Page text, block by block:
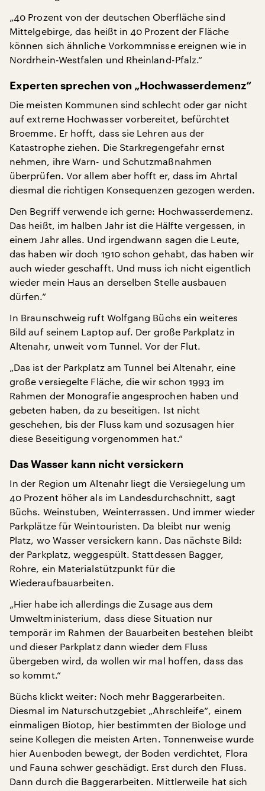
„40 Prozent von der deutschen Oberfläche sind
Mittelgebirge, das heißt in 40 Prozent der Fläche
können sich ähnliche Vorkommnisse ereignen wie in
Nordrhein-Westfalen und Rheinland-Pfalz.“
Experten sprechen von „Hochwasserdemenz“
Die meisten Kommunen sind schlecht oder gar nicht
auf extreme Hochwasser vorbereitet, befürchtet
Broemme. Er hofft, dass sie Lehren aus der
Katastrophe ziehen. Die Starkregengefahr ernst
nehmen, ihre Warn- und Schutzmaßnahmen
überprüfen. Vor allem aber hofft er, dass im Ahrtal
diesmal die richtigen Konsequenzen gezogen werden.
Den Begriff verwende ich gerne: Hochwasserdemenz.
Das heißt, im halben Jahr ist die Hälfte vergessen, in
einem Jahr alles. Und irgendwann sagen die Leute,
das haben wir doch 1910 schon gehabt, das haben wir
auch wieder geschafft. Und muss ich nicht eigentlich
wieder mein Haus an derselben Stelle ausbauen
dürfen.“
In Braunschweig ruft Wolfgang Büchs ein weiteres
Bild auf seinem Laptop auf. Der große Parkplatz in
Altenahr, unweit vom Tunnel. Vor der Flut.
„Das ist der Parkplatz am Tunnel bei Altenahr, eine
große versiegelte Fläche, die wir schon 1993 im
Rahmen der Monografie angesprochen haben und
gebeten haben, da zu beseitigen. Ist nicht
geschehen, bis der Fluss kam und sozusagen hier
diese Beseitigung vorgenommen hat.“
Das Wasser kann nicht versickern
In der Region um Altenahr liegt die Versiegelung um
40 Prozent höher als im Landesdurchschnitt, sagt
Büchs. Weinstuben, Weinterrassen. Und immer wieder
Parkplätze für Weintouristen. Da bleibt nur wenig
Platz, wo Wasser versickern kann. Das nächste Bild:
der Parkplatz, weggespült. Stattdessen Bagger,
Rohre, ein Materialstützpunkt für die
Wiederaufbauarbeiten.
„Hier habe ich allerdings die Zusage aus dem
Umweltministerium, dass diese Situation nur
temporär im Rahmen der Bauarbeiten bestehen bleibt
und dieser Parkplatz dann wieder dem Fluss
übergeben wird, da wollen wir mal hoffen, dass das
so kommt.“
Büchs klickt weiter: Noch mehr Baggerarbeiten.
Diesmal im Naturschutzgebiet „Ahrschleife“, einem
einmaligen Biotop, hier bestimmten der Biologe und
seine Kollegen die meisten Arten. Tonnenweise wurde
hier Auenboden bewegt, der Boden verdichtet, Flora
und Fauna schwer geschädigt. Erst durch den Fluss.
Dann durch die Baggerarbeiten. Mittlerweile hat sich